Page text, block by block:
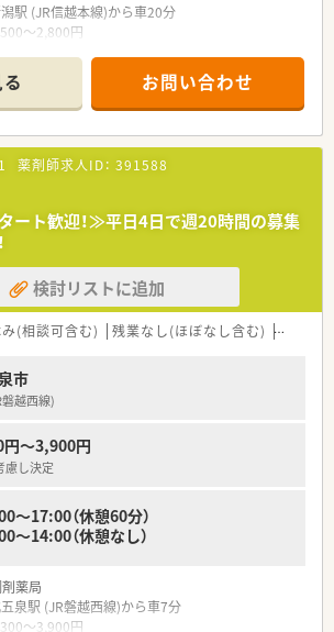
両立させている薬剤師がいます。
験を活かしながら、さらなるキャリアアップを目
的に学んでいる方が在籍しています。
潟駅 (JR信越本線)から車20分
～2,800円
17:00（休憩なし）
務希望の方もご相談可能
剤・監査メイン
科,循環器科,外科,脳外科,消化器科,整形外科脳神経
来、こう門外科、麻酔科、リハビリテーション科
剤師 常時9名
ートが魅力のファルマスタッフ／
ト体制：2名体制で担当がつきしっかりサポート！
備：社会保険(週20時間以上)/雇用保険/薬剤師賠
わせて求人をお探しします！
お問い合わせ
薬剤師求人ID： 391588
ート歓迎！≫平日4日で週20時間の募集
検討リストに追加
(相談可含む) 残業なし(ほぼなし含む) 車通勤
市
越西線)
～3,900円
し決定
17:00（休憩60分）
14:00（休憩なし）
薬局
五泉駅 (JR磐越西線)から車7分
～3,900円